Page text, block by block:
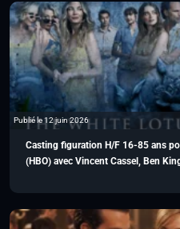
Publié le 12 juin 2026
Casting figuration H/F 16-85 ans
(HBO) avec Vincent Cassel, Ben